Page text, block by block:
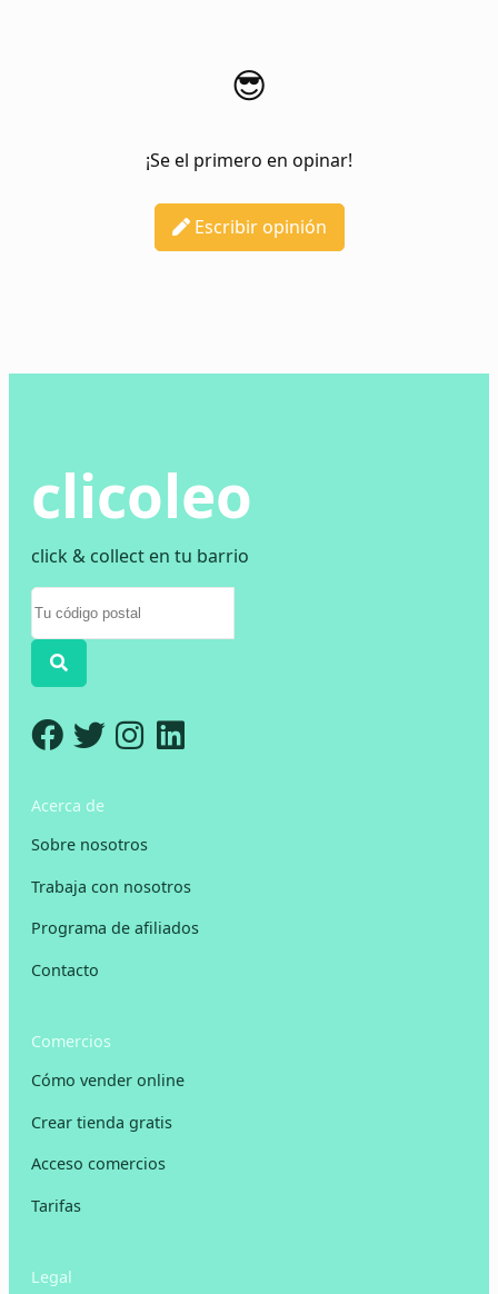
😎
¡Se el primero en opinar!
Escribir opinión
clicoleo
click & collect en tu barrio
Acerca de
Sobre nosotros
Trabaja con nosotros
Programa de afiliados
Contacto
Comercios
Cómo vender online
Crear tienda gratis
Acceso comercios
Tarifas
Legal